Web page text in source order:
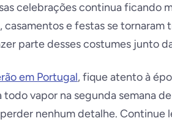
celebrações continua ficando
e festas se tornaram
parte desses costumes junto
em Portugal, fique atento à
vapor na segunda semana
nenhum detalhe. Continue